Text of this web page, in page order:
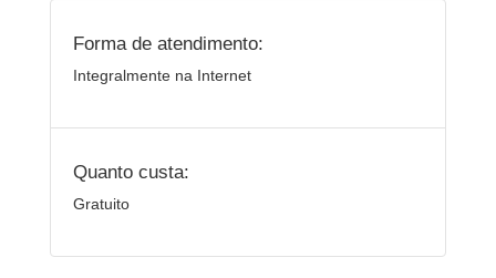
Forma de atendimento:
Integralmente na Internet
Quanto custa:
Gratuito